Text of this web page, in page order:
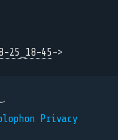
25_18-45->
Privacy